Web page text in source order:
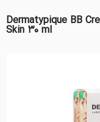
Dermatypique BB
Skin 30 ml